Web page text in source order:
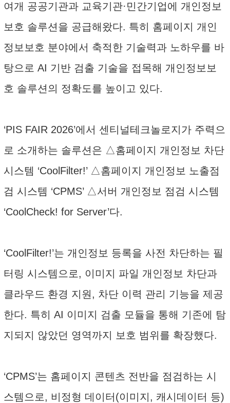
여개 공공기관과 교육기관·민간기업에 개인정보
보호 솔루션을 공급해왔다. 특히 홈페이지 개인
정보보호 분야에서 축적한 기술력과 노하우를 바
탕으로 AI 기반 검출 기술을 접목해 개인정보보
호 솔루션의 정확도를 높이고 있다.
‘PIS FAIR 2026’에서 센티널테크놀로지가 주력으
로 소개하는 솔루션은 △홈페이지 개인정보 차단
시스템 ‘CoolFilter!’ △홈페이지 개인정보 노출점
검 시스템 ‘CPMS’ △서버 개인정보 점검 시스템
‘CoolCheck! for Server’다.
‘CoolFilter!’는 개인정보 등록을 사전 차단하는 필
터링 시스템으로, 이미지 파일 개인정보 차단과
클라우드 환경 지원, 차단 이력 관리 기능을 제공
한다. 특히 AI 이미지 검출 모듈을 통해 기존에 탐
지되지 않았던 영역까지 보호 범위를 확장했다.
‘CPMS’는 홈페이지 콘텐츠 전반을 점검하는 시
스템으로, 비정형 데이터(이미지, 캐시데이터 등)